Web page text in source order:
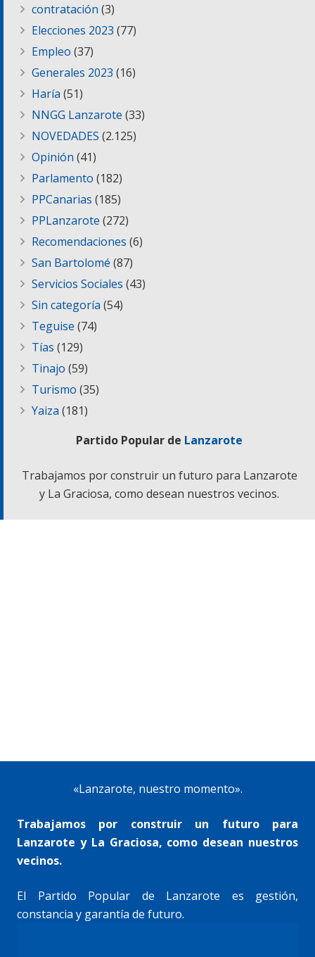
contratación (3)
Elecciones 2023 (77)
Empleo (37)
Generales 2023 (16)
Haría (51)
NNGG Lanzarote (33)
NOVEDADES (2.125)
Opinión (41)
Parlamento (182)
PPCanarias (185)
PPLanzarote (272)
Recomendaciones (6)
San Bartolomé (87)
Servicios Sociales (43)
Sin categoría (54)
Teguise (74)
Tías (129)
Tinajo (59)
Turismo (35)
Yaiza (181)
Partido Popular de Lanzarote
Trabajamos por construir un futuro para Lanzarote
y La Graciosa, como desean nuestros vecinos.
«Lanzarote, nuestro momento».
Trabajamos por construir un futuro para
Lanzarote y La Graciosa, como desean nuestros
vecinos.
El Partido Popular de Lanzarote es gestión,
constancia y garantía de futuro.